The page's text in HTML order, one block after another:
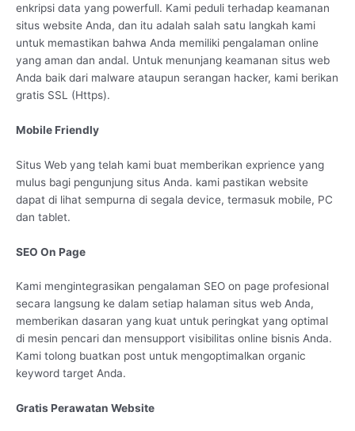
enkripsi data yang powerfull. Kami peduli terhadap keamanan
situs website Anda, dan itu adalah salah satu langkah kami
untuk memastikan bahwa Anda memiliki pengalaman online
yang aman dan andal. Untuk menunjang keamanan situs web
Anda baik dari malware ataupun serangan hacker, kami berikan
gratis SSL (Https).
Mobile Friendly
Situs Web yang telah kami buat memberikan exprience yang
mulus bagi pengunjung situs Anda. kami pastikan website
dapat di lihat sempurna di segala device, termasuk mobile, PC
dan tablet.
SEO On Page
Kami mengintegrasikan pengalaman SEO on page profesional
secara langsung ke dalam setiap halaman situs web Anda,
memberikan dasaran yang kuat untuk peringkat yang optimal
di mesin pencari dan mensupport visibilitas online bisnis Anda.
Kami tolong buatkan post untuk mengoptimalkan organic
keyword target Anda.
Gratis Perawatan Website